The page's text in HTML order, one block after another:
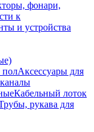
фонари,
к
и устройства
полАксессуары для
Кабельный лоток
рукава для